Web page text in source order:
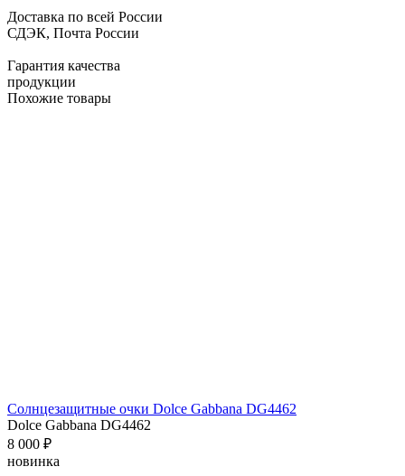
Доставка по всей России
СДЭК, Почта России
Гарантия качества
продукции
Похожие товары
Солнцезащитные очки Dolce Gabbana DG4462
Dolce Gabbana DG4462
8 000 ₽
новинка